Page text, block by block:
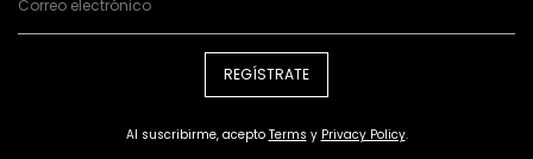
REGÍSTRATE
Al suscribirme, acepto Terms y Privacy Policy.